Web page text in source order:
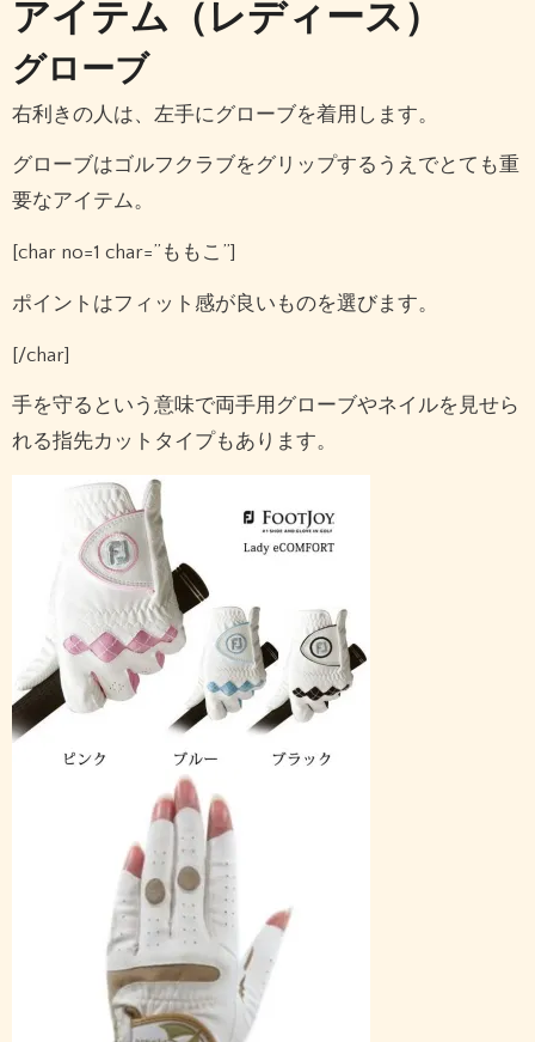
アイテム（レディース）
グローブ
右利きの人は、左手にグローブを着用します。
グローブはゴルフクラブをグリップするうえでとても重
要なアイテム。
[char no=1 char=”ももこ”]
ポイントはフィット感が良いものを選びます。
[/char]
手を守るという意味で両手用グローブやネイルを見せら
れる指先カットタイプもあります。